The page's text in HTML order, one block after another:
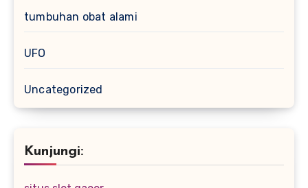
tumbuhan obat alami
UFO
Uncategorized
Kunjungi: